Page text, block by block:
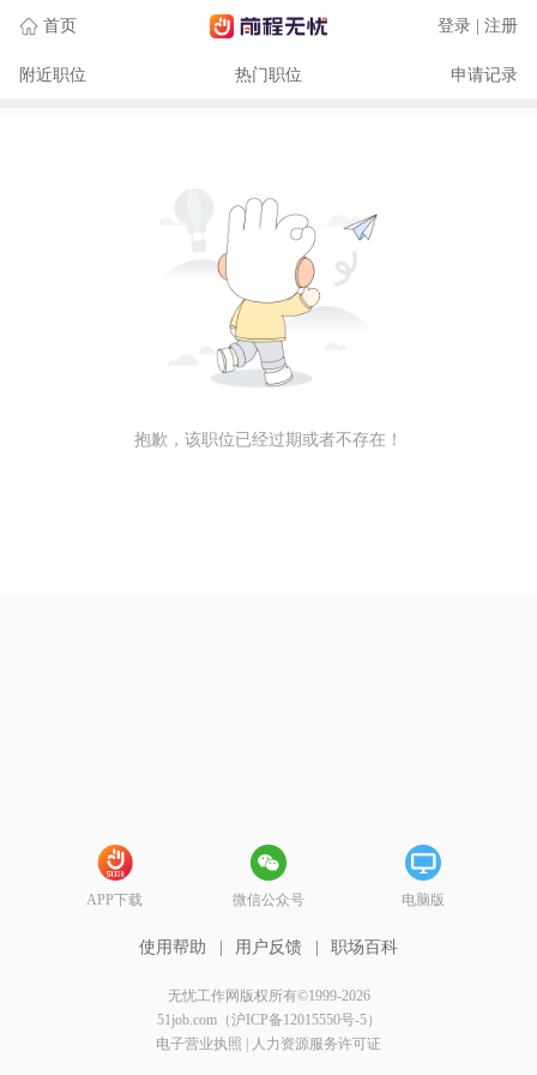
首页 登录 | 注册
附近职位 热门职位 申请记录
抱歉，该职位已经过期或者不存在！
APP下载 微信公众号 电脑版
使用帮助 用户反馈 职场百科
无忧工作网版权所有©1999-2026
51job.com（沪ICP备12015550号-5）
电子营业执照
人力资源服务许可证